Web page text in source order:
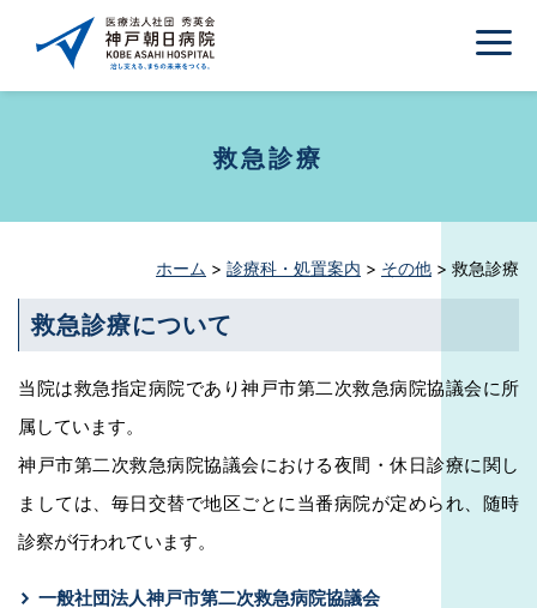
救急診療
ホーム > 診療科・処置案内 > その他 > 救急診療
救急診療について
当院は救急指定病院であり神戸市第二次救急病院協議会に所
属しています。
神戸市第二次救急病院協議会における夜間・休日診療に関し
ましては、毎日交替で地区ごとに当番病院が定められ、随時
診察が行われています。
一般社団法人神戸市第二次救急病院協議会